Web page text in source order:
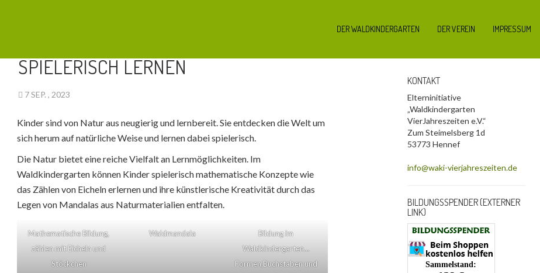
DER WALDKINDERGARTEN DER VEREIN IMPRESSUM
SPIELERISCH LERNEN
7 SEP. , 2023
Kinder sind von Natur aus neugierig und lernbereit. Sie entdecken die Welt um
sich herum auf natürliche Weise und lernen dabei spielerisch.
Die Natur bietet eine reiche Vielfalt an Lernmöglichkeiten. Im
Waldkindergarten können Kinder spielerisch mathematische Konzepte wie
das Zählen von Eicheln erlernen und ihre künstlerische Kreativität durch das
Legen von Mandalas aus Naturmaterialien entfalten.
Mathematische Bildung,
zählen mit Eicheln und
Stöckchen
Waldmandala
Bildung im
Waldkindergarten…
Formen,Buchstaben und
KONTAKT
Elterninitiative
„Waldkindergarten
VierJahreszeiten e.V.“
Zum Steimelsberg 1d
53773 Hennef
info@waki-vierjahreszeiten.de
BILDUNGSSPENDER (EXTERNER
LINK)